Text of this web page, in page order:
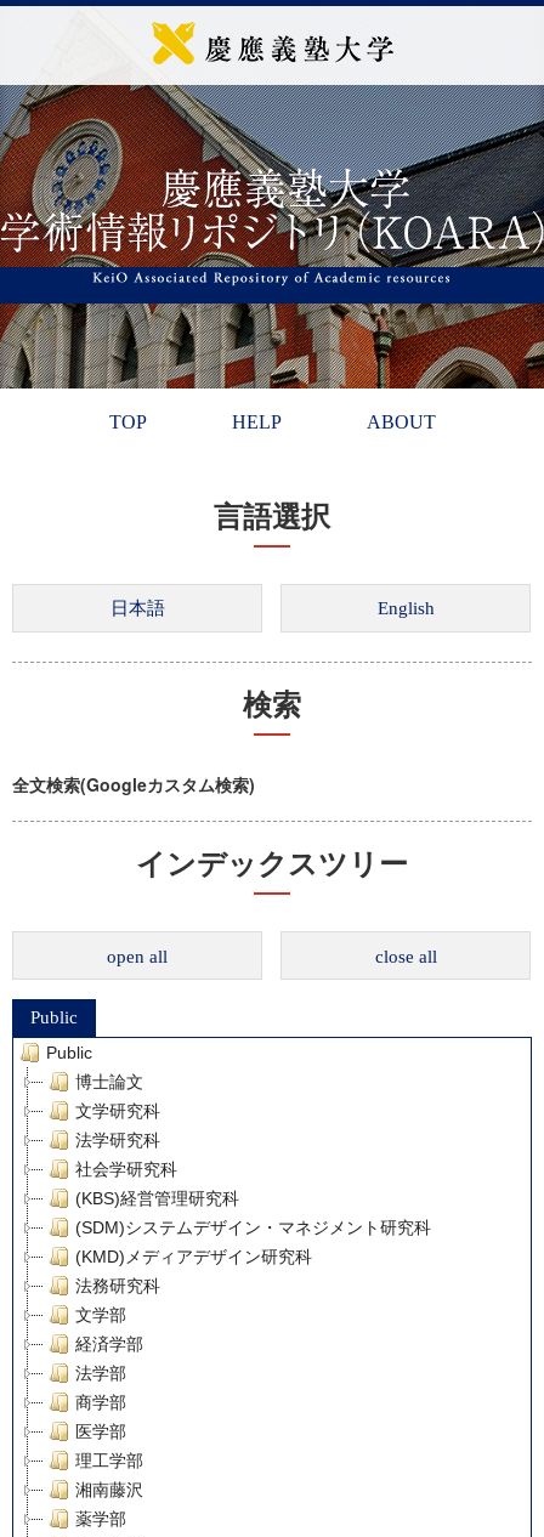
TOP HELP ABOUT
言語選択
検索
全文検索(Googleカスタム検索)
インデックスツリー
open all close all
Public
Public
博士論文
文学研究科
法学研究科
社会学研究科
(KBS)経営管理研究科
(SDM)システムデザイン・マネジメント研究科
(KMD)メディアデザイン研究科
法務研究科
文学部
経済学部
法学部
商学部
医学部
理工学部
湘南藤沢
薬学部